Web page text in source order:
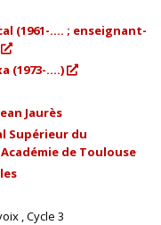
(1961-.... ; enseignant-
(1973-....)
Jaurès
Supérieur du
de Toulouse
Cycle 3